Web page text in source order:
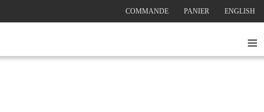
COMMANDE PANIER ENGLISH
≡